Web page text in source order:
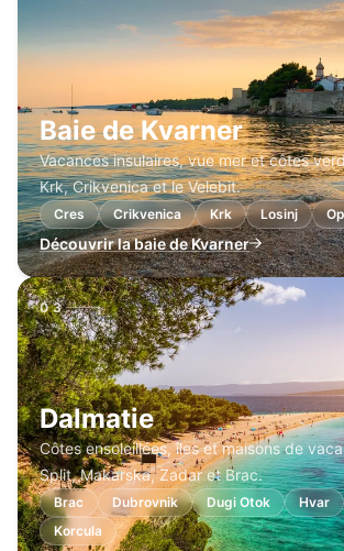
Baie de Kvarner
Vacances insulaires, vue mer et côtes
Krk, Crikvenica et le Velebit.
Cres Crikvenica Krk Losinj
Découvrir la baie de Kvarner
03
Dalmatie
Côtes ensoleillées, îles et maisons de
Split, Makarska, Zadar et Brac.
Brac Dubrovnik Dugi Otok Hvar
Korcula